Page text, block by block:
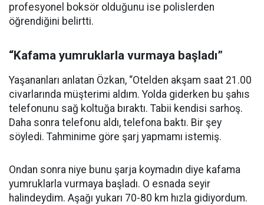
profesyonel boksör olduğunu ise polislerden
öğrendiğini belirtti.
“Kafama yumruklarla vurmaya başladı”
Yaşananları anlatan Özkan, “Otelden akşam saat 21.00
civarlarında müşterimi aldım. Yolda giderken bu şahıs
telefonunu sağ koltuğa bıraktı. Tabii kendisi sarhoş.
Daha sonra telefonu aldı, telefona baktı. Bir şey
söyledi. Tahminime göre şarj yapmamı istemiş.
Ondan sonra niye bunu şarja koymadın diye kafama
yumruklarla vurmaya başladı. O esnada seyir
halindeydim. Aşağı yukarı 70-80 km hızla gidiyordum.